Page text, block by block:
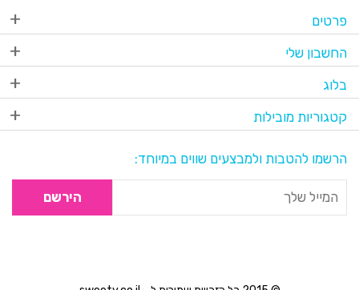
פרטים
החשבון שלי
בלוג
קטגוריות מובילות
הרשמו להטבות ולמבצעים שווים במיוחד:
הירשם